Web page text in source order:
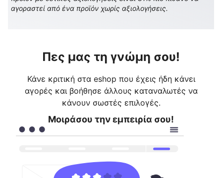
αγοραστεί από ένα προϊόν χωρίς αξιολογήσεις.
Πες μας τη γνώμη σου!
Κάνε κριτική στα eshop που έχεις ήδη κάνει
αγορές και βοήθησε άλλους καταναλωτές να
κάνουν σωστές επιλογές.
Μοιράσου την εμπειρία σου!